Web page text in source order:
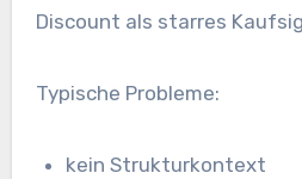
Discount als starres
Typische Probleme:
kein Strukturkontext